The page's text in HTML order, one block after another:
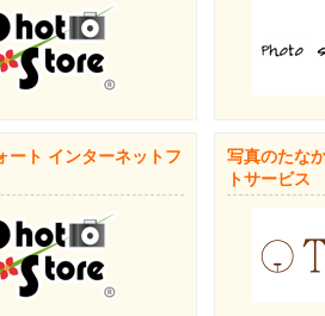
ート インターネットフ
写真のたな
トサービス